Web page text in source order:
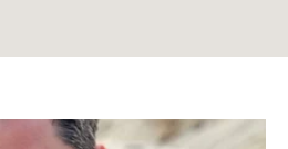
Partners